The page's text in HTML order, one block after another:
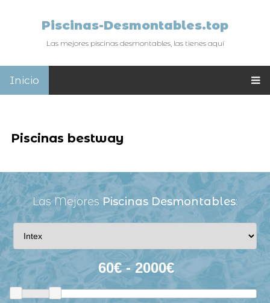
Piscinas-Desmontables.top
Las mejores piscinas desmontables, las tienes aquí
Inicio
Piscinas bestway
Las Mejores Piscinas Desmontables: